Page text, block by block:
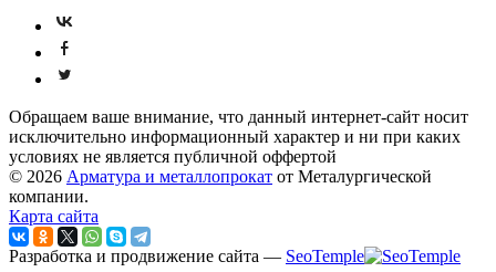
Обращаем ваше внимание, что данный интернет-сайт носит
исключительно информационный характер и ни при каких
условиях не является публичной оффертой
© 2026 Арматура и металлопрокат от Металургической
компании.
Карта сайта
Разработка и продвижение сайта — SeoTemple